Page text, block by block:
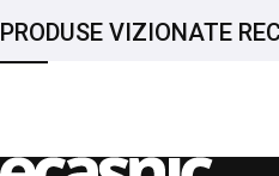
PRODUSE VIZIONATE